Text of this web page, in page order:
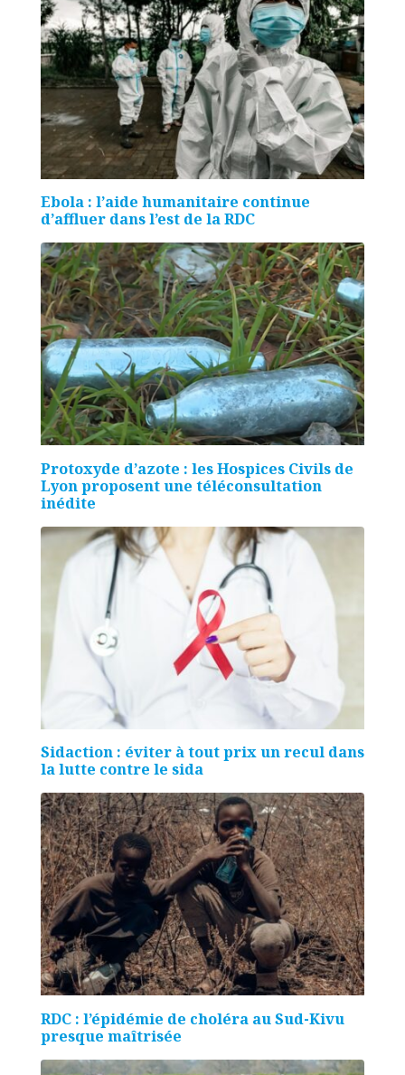
Ebola : l’aide humanitaire continue
d’affluer dans l’est de la RDC
Protoxyde d’azote : les Hospices Civils de
Lyon proposent une téléconsultation
inédite
Sidaction : éviter à tout prix un recul dans
la lutte contre le sida
RDC : l’épidémie de choléra au Sud-Kivu
presque maîtrisée